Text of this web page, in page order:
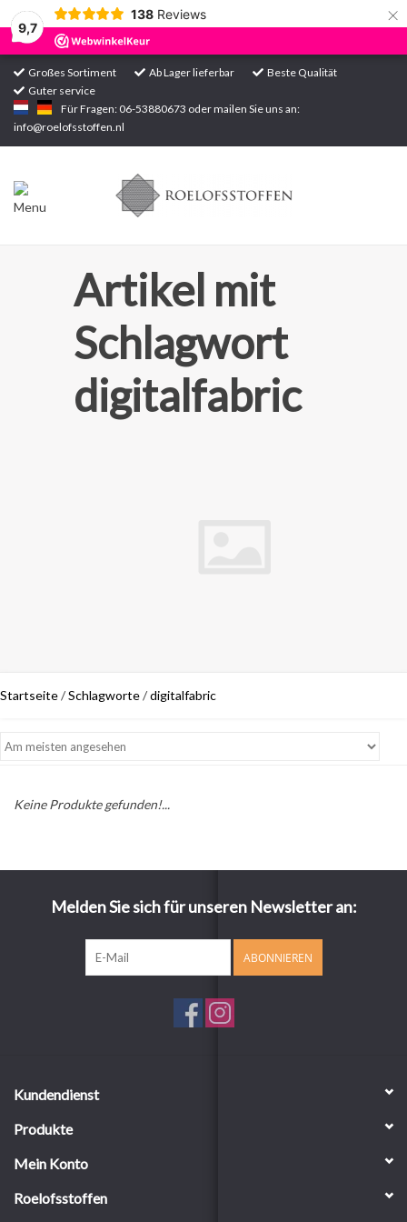
9,7
138 Reviews ×
Großes Sortiment Ab Lager lieferbar
Beste Qualität
Guter service
Für Fragen: 06-53880673 oder mailen Sie uns an:
info@roelofsstoffen.nl
Startseite
Sortiment
Artikel mit
Schlagwort
digitalfabric
Startseite/Schlagworte/digitalfabric
Keine Produkte gefunden!...
Melden Sie sich für unseren Newsletter an:
ABONNIEREN
Kundendienst
Produkte
Mein Konto
Roelofsstoffen